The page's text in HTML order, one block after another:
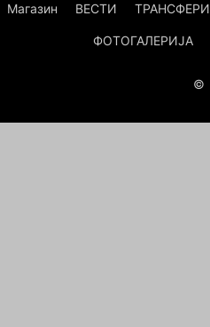
Магазин ВЕСТИ ТРАНСФЕРИ
ФОТОГАЛЕРИЈА
©